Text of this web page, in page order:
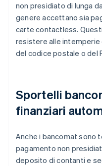
non presidiato di lunga
genere accettano sia
carte contactless.
resistere alle
del codice postale o del
Sportelli
finanziari
Anche i bancomat sono
pagamento non
deposito di contanti e